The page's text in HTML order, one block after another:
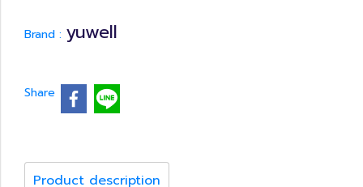
Brand : yuwell
Share
Product description